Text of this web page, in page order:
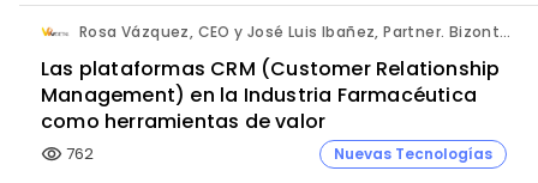
Rosa Vázquez, CEO y José Luis Ibañez, Partner. Bizontop Group, SL.
Las plataformas CRM (Customer Relationship
Management) en la Industria Farmacéutica
como herramientas de valor
visibility 762 Nuevas Tecnologías